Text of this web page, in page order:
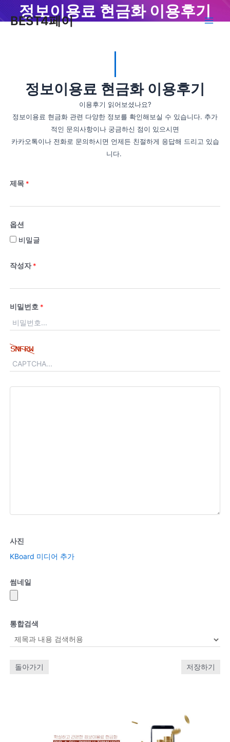
텐
BEST4페이
Main
정보이용료 현금화 이용후기
정보이용료 현금화 이용후기
이용후기 읽어보셨나요?
정보이용료 현금화 관련 다양한 정보를 확인해보실 수 있습니다. 추가
적인 문의사항이나 궁금하신 점이 있으시면
카카오톡이나 전화로 문의하시면 언제든 친절하게 응답해 드리고 있습
니다.
제목 *
옵션
비밀글
작성자 *
비밀번호 *
사진
KBoard 미디어 추가
썸네일
통합검색
돌아가기 저장하기